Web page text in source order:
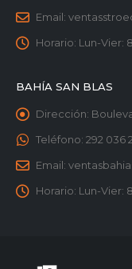
Email:
Horario: Lun-Vier: 8
BAHÍA SAN BLAS
Dirección:
Teléfono: 292 036
Email:
Horario: Lun-Vier: 8